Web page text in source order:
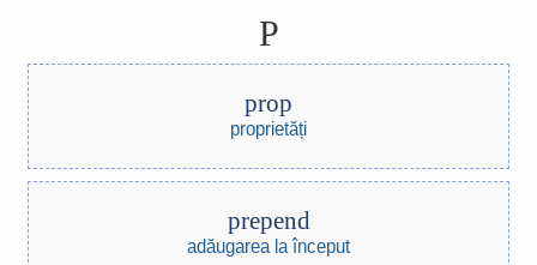
P
prop
proprietăți
prepend
adăugarea la început